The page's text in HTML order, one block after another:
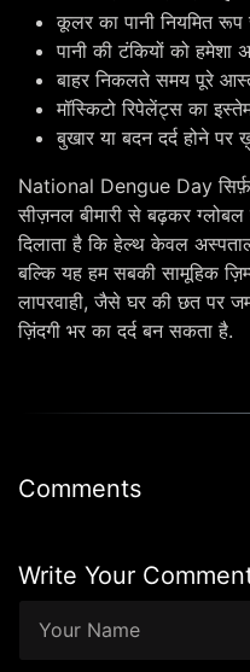
कूलर का पानी नियमित
पानी की टंकियों को
बाहर निकलते समय पूरे
मॉस्किटो रिपेलेंट्स का
बुखार या बदन दर्द होने
National Dengue Day
सीज़नल बीमारी से बढ़कर
दिलाता है कि हेल्थ केवल
बल्कि यह हम सबकी सामूहिक
लापरवाही, जैसे घर की छत पर
ज़िंदगी भर का दर्द बन सकता है.
Comments
Write Your